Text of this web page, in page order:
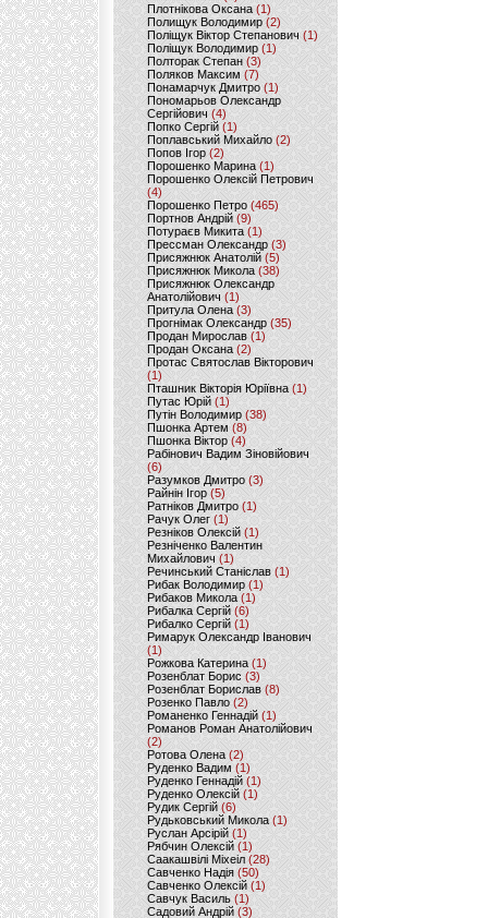
Плотнікова Оксана (1)
Полищук Володимир(2)
Поліщук Віктор Степанович(1)
Поліщук Володимир (1)
Полторак Степан(3)
Поляков Максим (7)
Понамарчук Дмитро (1)
Пономарьов Олександр
Сергійович(4)
Попко Сергій (1)
Поплавський Михайло (2)
Попов Ігор(2)
Порошенко Марина (1)
Порошенко Олексій Петрович
(4)
Порошенко Петро (465)
Портнов Андрій (9)
Потураєв Микита(1)
Прессман Олександр(3)
Присяжнюк Анатолій (5)
Присяжнюк Микола (38)
Присяжнюк Олександр
Анатолійович (1)
Притула Олена (3)
Прогнімак Олександр(35)
Продан Мирослав(1)
Продан Оксана (2)
Протас Святослав Вікторович
(1)
Пташник Вікторія Юріївна (1)
Путас Юрій (1)
Путін Володимир(38)
Пшонка Артем (8)
Пшонка Віктор(4)
Рабінович Вадим Зіновійович
(6)
Разумков Дмитро (3)
Райнін Ігор(5)
Ратніков Дмитро (1)
Рачук Олег (1)
Резніков Олексій(1)
Резніченко Валентин
Михайлович (1)
Речинський Станіслав (1)
Рибак Володимир(1)
Рибаков Микола(1)
Рибалка Сергій (6)
Рибалко Сергій (1)
Римарук Олександр Іванович
(1)
Рожкова Катерина(1)
Розенблат Борис (3)
Розенблат Борислав (8)
Розенко Павло (2)
Романенко Геннадій (1)
Романов Роман Анатолійович
(2)
Ротова Олена(2)
Руденко Вадим (1)
Руденко Геннадій (1)
Руденко Олексій(1)
Рудик Сергій(6)
Рудьковський Микола (1)
Руслан Арсірій(1)
Рябчин Олексій (1)
Саакашвілі Міхеіл(28)
Савченко Надія (50)
Савченко Олексій(1)
Савчук Василь (1)
Садовий Андрій (3)